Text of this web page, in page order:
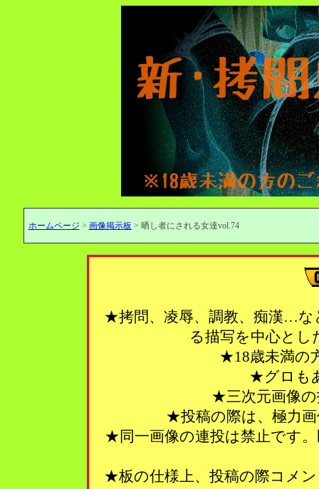
ホームページ > 画像掲示板 > 晒し者にされる女達vol.74
★拷問、凌辱、調教、痴漢…な
る描写を中心とし
★18歳未満の
★グロも
★三次元画像
★投稿の際は、極力
★同一画像の連投は禁止です
★板の仕様上、投稿の際コメ